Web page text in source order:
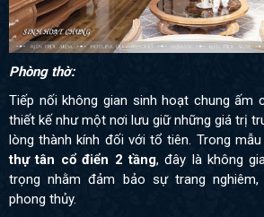
Phòng thờ:
Tiếp nối không gian sinh hoạt chung ấm
thiết kế như một nơi lưu giữ những giá trị
lòng thành kính đối với tổ tiên. Trong
thự tân cổ điển 2 tầng, đây là không
trọng nhằm đảm bảo sự trang
phong thủy.